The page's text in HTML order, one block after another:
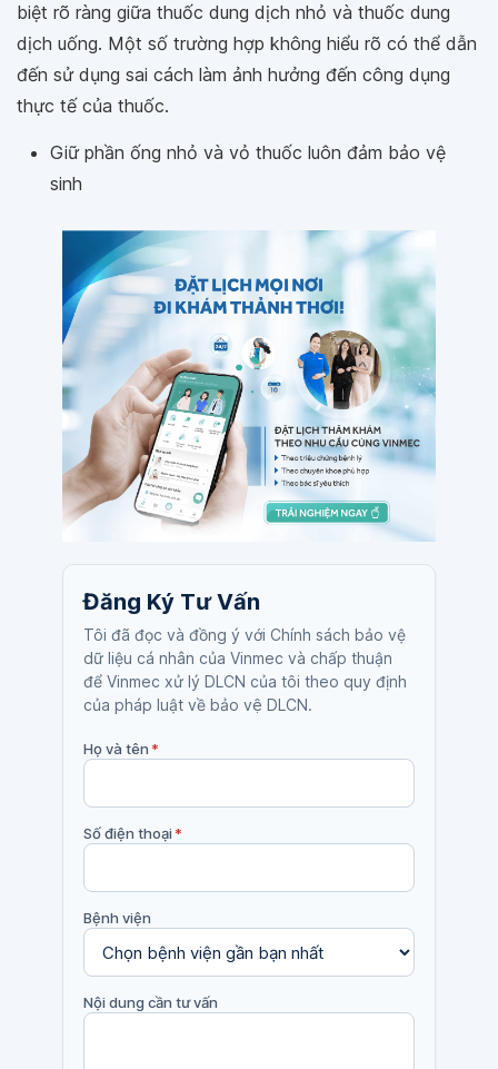
biệt rõ ràng giữa thuốc dung dịch nhỏ và thuốc dung
dịch uống. Một số trường hợp không hiểu rõ có thể dẫn
đến sử dụng sai cách làm ảnh hưởng đến công dụng
thực tế của thuốc.
Giữ phần ống nhỏ và vỏ thuốc luôn đảm bảo vệ
sinh
Đăng Ký Tư Vấn
Tôi đã đọc và đồng ý với Chính sách bảo vệ
dữ liệu cá nhân của Vinmec và chấp thuận
để Vinmec xử lý DLCN của tôi theo quy định
của pháp luật về bảo vệ DLCN.
Họ và tên*
Số điện thoại*
Bệnh viện
Nội dung cần tư vấn